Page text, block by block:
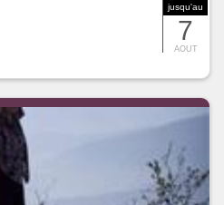
jusqu'au
7
AOUT